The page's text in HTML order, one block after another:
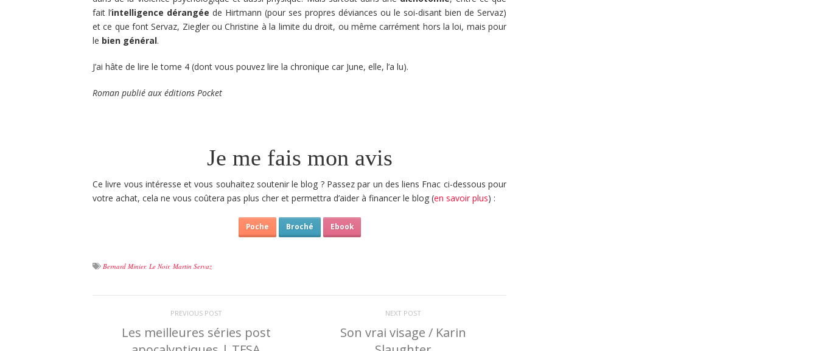
fait l’intelligence dérangée de Hirtmann (pour ses propres déviances ou le soi-disant bien de Servaz)
et ce que font Servaz, Ziegler ou Christine à la limite du droit, ou même carrément hors la loi, mais pour
le bien général.
J’ai hâte de lire le tome 4 (dont vous pouvez lire la chronique car June, elle, l’a lu).
Roman publié aux éditions Pocket
Je me fais mon avis
Ce livre vous intéresse et vous souhaitez soutenir le blog ? Passez par un des liens Fnac ci-dessous pour
votre achat, cela ne vous coûtera pas plus cher et permettra d’aider à financer le blog (en savoir plus) :
Poche Broché Ebook
Bernard Minier, Le Noir, Martin Servaz
PREVIOUS POST
Les meilleures séries post
NEXT POST
Son vrai visage / Karin